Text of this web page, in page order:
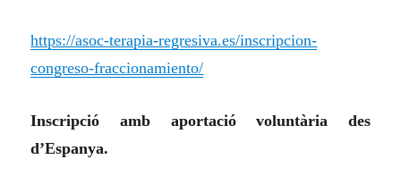
https://asoc-terapia-regresiva.es/inscripcion-
congreso-fraccionamiento/
Inscripció amb aportació voluntària des
d’Espanya.